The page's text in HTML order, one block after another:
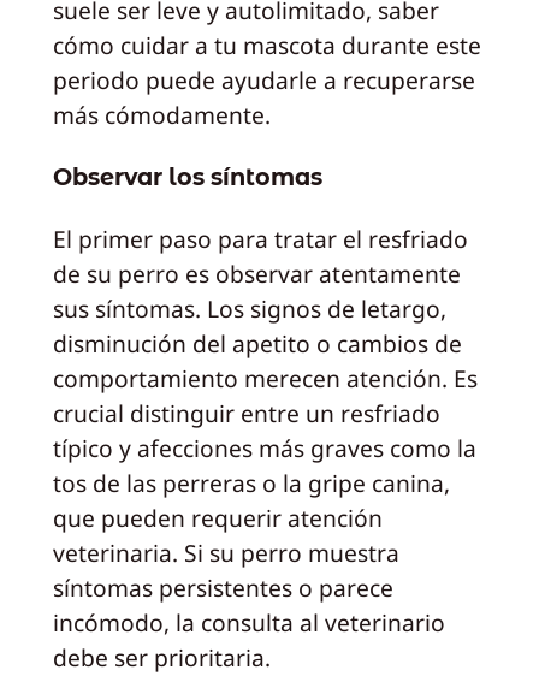
suele ser leve y autolimitado, saber
cómo cuidar a tu mascota durante este
periodo puede ayudarle a recuperarse
más cómodamente.
Observar los síntomas
El primer paso para tratar el resfriado
de su perro es observar atentamente
sus síntomas. Los signos de letargo,
disminución del apetito o cambios de
comportamiento merecen atención. Es
crucial distinguir entre un resfriado
típico y afecciones más graves como la
tos de las perreras o la gripe canina,
que pueden requerir atención
veterinaria. Si su perro muestra
síntomas persistentes o parece
incómodo, la consulta al veterinario
debe ser prioritaria.